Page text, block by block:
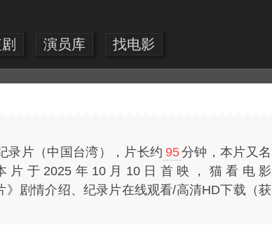
演员库 找电影
录片（中国台湾），片长约 95分钟，本片又名
本片于2025年10月10日首映，猫看电影
》剧情介绍、纪录片在线观看/高清HD下载（获